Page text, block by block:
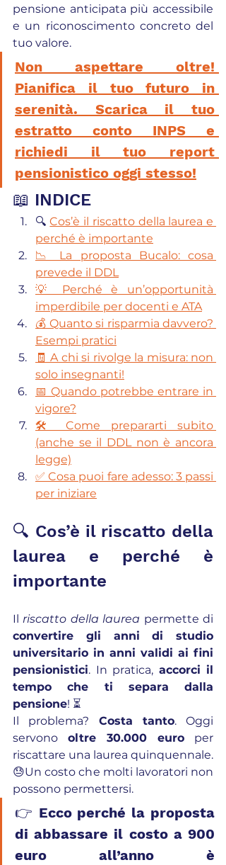
pensione anticipata più accessibile
e un riconoscimento concreto del
tuo valore.
Non aspettare oltre!
Pianifica il tuo futuro in
serenità. Scarica il tuo
estratto conto INPS e
richiedi il tuo report
pensionistico oggi stesso!
📖 INDICE
🔍 Cos’è il riscatto della laurea e
perché è importante
📉 La proposta Bucalo: cosa
prevede il DDL
💡 Perché è un’opportunità
imperdibile per docenti e ATA
💰 Quanto si risparmia davvero?
Esempi pratici
🧾 A chi si rivolge la misura: non
solo insegnanti!
📅 Quando potrebbe entrare in
vigore?
🛠️ Come prepararti subito
(anche se il DDL non è ancora
legge)
✅ Cosa puoi fare adesso: 3 passi
per iniziare
🔍 Cos’è il riscatto della
laurea e perché è
importante
Il riscatto della laurea
convertire gli anni di studio
universitario in anni validi ai fini
pensionistici. In pratica, accorci il
tempo che ti separa dalla
pensione! ⏳
Il problema? Costa tanto. Oggi
servono oltre 30.000 euro per
riscattare una laurea quinquennale.
😓Un costo che molti lavoratori non
possono permettersi.
👉 Ecco perché la proposta
di abbassare il costo a 900
euro all’anno è